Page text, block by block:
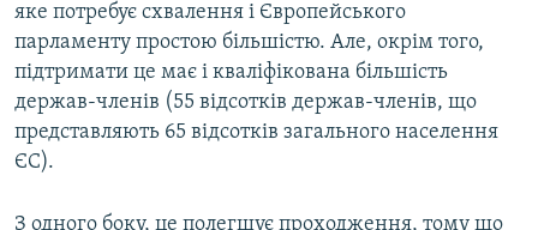
яке потребує схвалення і Європейського
парламенту простою більшістю. Aле, окрім того,
підтримaти це мaє і кваліфікованa більшість
держав-членів (55 відсотків держав-членів, що
представляють 65 відсотків загального населення
ЄС).
З одного боку, це полегшує проходження, тому що